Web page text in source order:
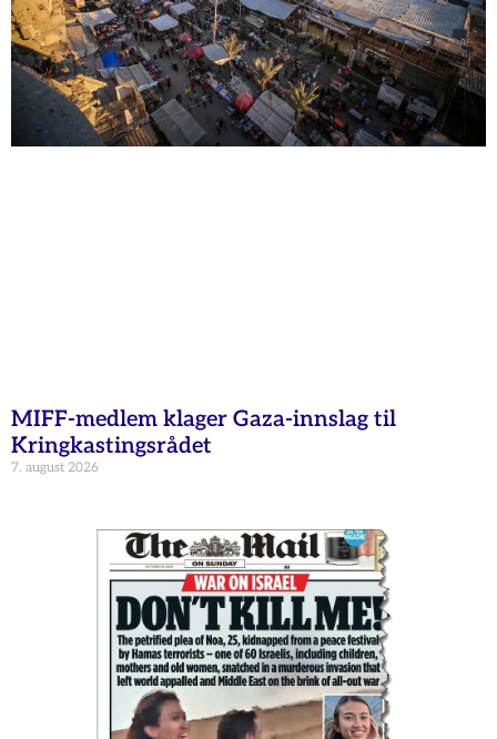
MIFF-medlem klager Gaza-innslag til
Kringkastingsrådet
7. august 2026